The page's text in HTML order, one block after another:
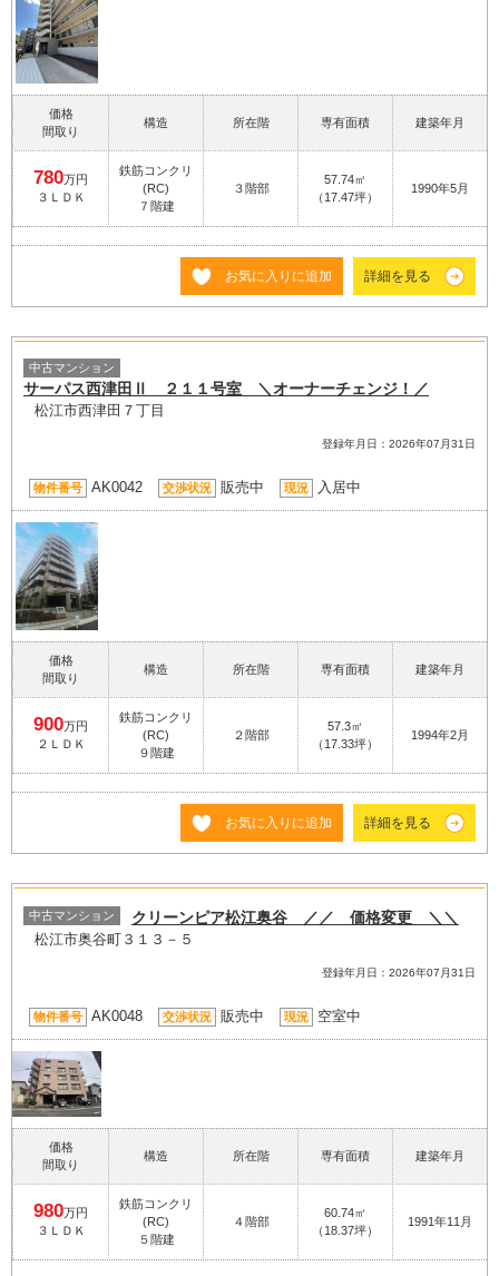
価格
間取り
構造 所在階 専有面積 建築年月
780万円
３ＬＤＫ
鉄筋コンクリ
(RC)
７階建
３階部
57.74㎡
（17.47坪）
1990年5月
お気に入りに追加 詳細を見る
中古マンション
サーパス西津田Ⅱ ２１１号室 ＼オーナーチェンジ！／
松江市西津田７丁目
登録年月日：2026年07月31日
物件番号 AK0042 交渉状況 販売中 現況 入居中
価格
間取り
構造 所在階 専有面積 建築年月
900万円
２ＬＤＫ
鉄筋コンクリ
(RC)
９階建
２階部
57.3㎡
（17.33坪）
1994年2月
お気に入りに追加 詳細を見る
中古マンション クリーンピア松江奥谷 ／／ 価格変更 ＼＼
松江市奥谷町３１３－５
登録年月日：2026年07月31日
物件番号 AK0048 交渉状況 販売中 現況 空室中
価格
間取り
構造 所在階 専有面積 建築年月
980万円
３ＬＤＫ
鉄筋コンクリ
(RC)
５階建
４階部
60.74㎡
（18.37坪）
1991年11月